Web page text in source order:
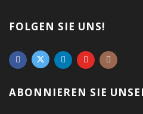
FOLGEN SIE UNS!
ABONNIEREN SIE